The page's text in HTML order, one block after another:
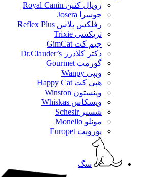
رویال کنین Royal Canin
جوسرا Josera
رفلکس پلاس Reflex Plus
تریکسی Trixie
جیم کت GimCat
دکتر کلادرز Dr.Clauder’s
گورمت Gourmet
ونپی Wanpy
هپی کت Happy Cat
وینستون Winston
ویسکاس Whiskas
شسیر Schesir
مونلو Monello
یوروپت Europet
سگ